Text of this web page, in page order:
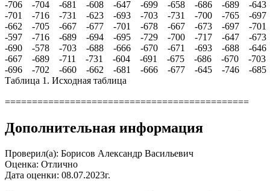
-706 -704 -681 -608 -647 -699 -658 -686 -689 -643
-701 -716 -731 -623 -693 -703 -731 -700 -765 -697
-662 -705 -667 -677 -701 -678 -667 -673 -697 -701
-597 -716 -689 -694 -695 -729 -700 -717 -647 -673
-690 -578 -703 -688 -666 -670 -671 -693 -688 -646
-667 -689 -711 -731 -604 -691 -675 -686 -670 -703
-696 -702 -660 -662 -681 -666 -677 -645 -746 -685
Таблица 1. Исходная таблица
=============================================
Дополнительная информация
Проверил(а): Борисов Александр Васильевич
Оценка: Отлично
Дата оценки: 08.07.2023г.